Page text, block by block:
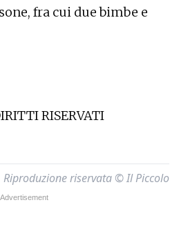
fra cui due bimbe e
RISERVATI
Riproduzione riservata © Il Piccolo